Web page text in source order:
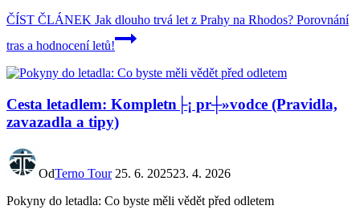
ČÍST ČLÁNEK Jak dlouho trvá let z Prahy na Rhodos? Porovnání
tras a hodnocení letů!
Cesta letadlem: Kompletn├¡ pr┼»vodce (Pravidla,
zavazadla a tipy)
OdTerno Tour 25. 6. 202523. 4. 2026
Pokyny do letadla: Co byste měli vědět před odletem